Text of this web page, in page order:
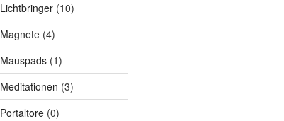
Lichtbringer (10)
Magnete (4)
Mauspads (1)
Meditationen (3)
Portaltore (0)